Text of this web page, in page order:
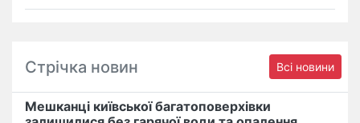
Стрічка новин Всі новини
Мешканці київської багатоповерхівки